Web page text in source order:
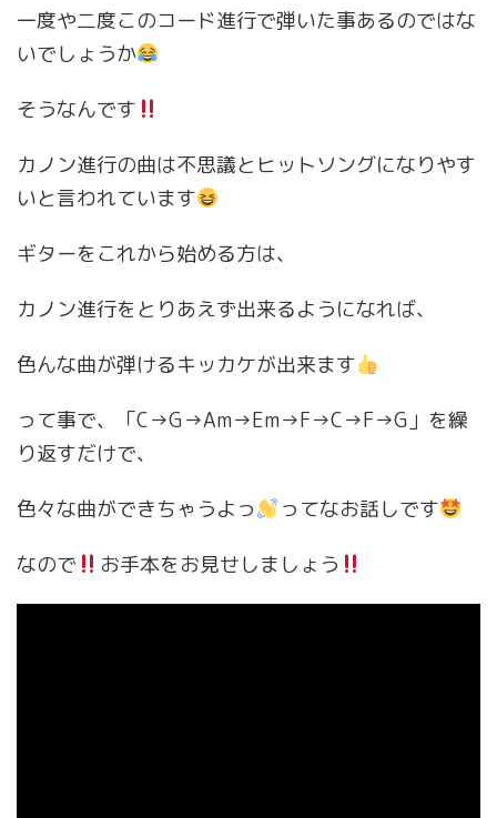
一度や二度このコード進行で弾いた事あるのではな
いでしょうか
そうなんです
カノン進行の曲は不思議とヒットソングになりやす
いと言われています
ギターをこれから始める方は、
カノン進行をとりあえず出来るようになれば、
色んな曲が弾けるキッカケが出来ます
って事で、「C→G→Am→Em→F→C→F→G」を繰
り返すだけで、
色々な曲ができちゃうよっ
ってなお話しです
なので
お手本をお見せしましょう